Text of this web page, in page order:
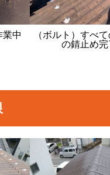
業中
（ボルト）すべ
の錆止め完